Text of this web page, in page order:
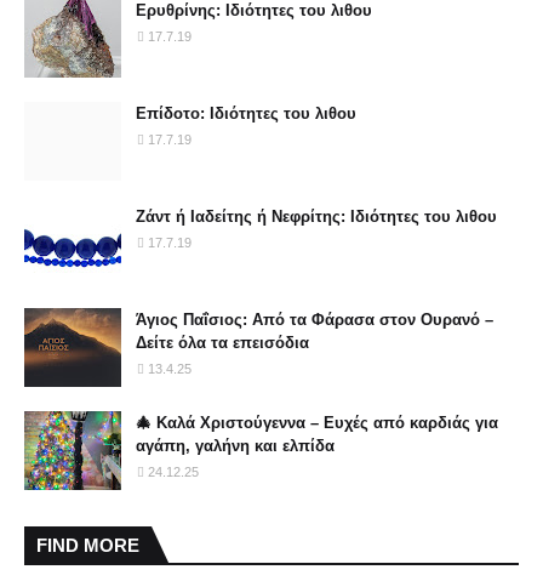
Ερυθρίνης: Ιδιότητες του λιθου
17.7.19
Επίδοτο: Ιδιότητες του λιθου
17.7.19
Ζάντ ή Ιαδείτης ή Νεφρίτης: Ιδιότητες του λιθου
17.7.19
Άγιος Παΐσιος: Από τα Φάρασα στον Ουρανό –
Δείτε όλα τα επεισόδια
13.4.25
🎄 Καλά Χριστούγεννα – Ευχές από καρδιάς για
αγάπη, γαλήνη και ελπίδα
24.12.25
FIND MORE